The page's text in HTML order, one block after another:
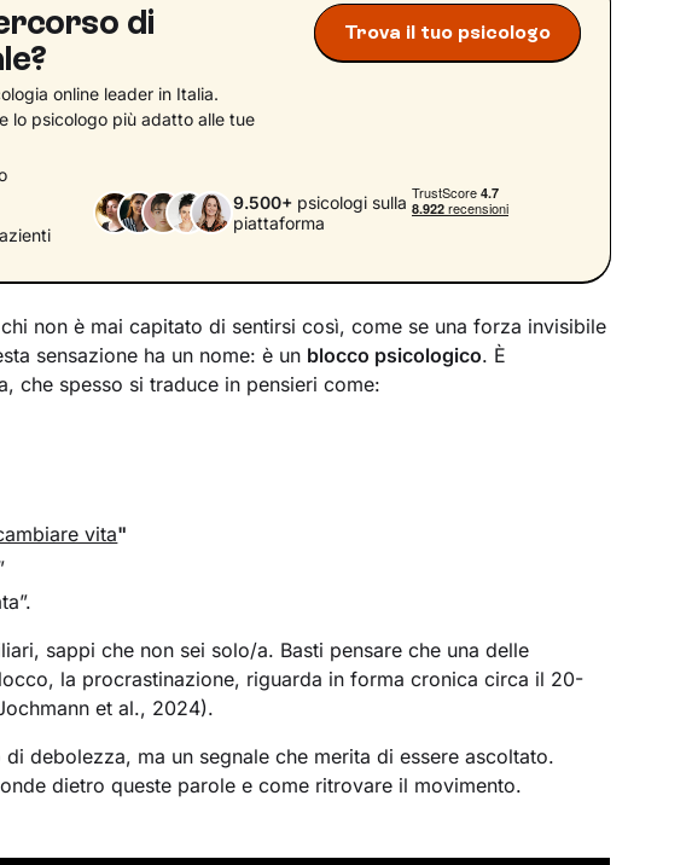
di
online leader in Italia.
lo psicologo più adatto alle tue
Trova il tuo psicologo
9.500+psicologi sulla
piattaforma
non è mai capitato di sentirsi così, come se una forza invisibile
sensazione ha un nome: è un blocco psicologico. È
che spesso si traduce in pensieri come:
vita"
sappi che non sei solo/a. Basti pensare che una delle
la procrastinazione, riguarda in forma cronica circa il 20-
et al., 2024).
di debolezza, ma un segnale che merita di essere ascoltato.
dietro queste parole e come ritrovare il movimento.